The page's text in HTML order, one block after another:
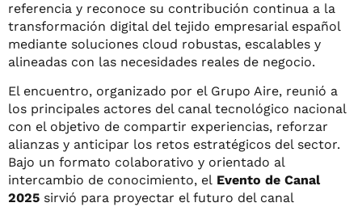
referencia y reconoce su contribución continua a la
transformación digital del tejido empresarial español
mediante soluciones cloud robustas, escalables y
alineadas con las necesidades reales de negocio.
El encuentro, organizado por el Grupo Aire, reunió a
los principales actores del canal tecnológico nacional
con el objetivo de compartir experiencias, reforzar
alianzas y anticipar los retos estratégicos del sector.
Bajo un formato colaborativo y orientado al
intercambio de conocimiento, el Evento de Canal
2025 sirvió para proyectar el futuro del canal